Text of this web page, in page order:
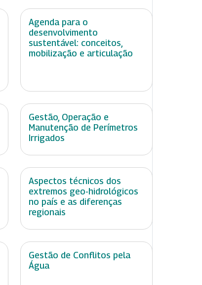
Agenda para o
desenvolvimento
sustentável: conceitos,
mobilização e articulação
Gestão, Operação e
Manutenção de Perímetros
Irrigados
Aspectos técnicos dos
extremos geo-hidrológicos
no país e as diferenças
regionais
Gestão de Conflitos pela
Água